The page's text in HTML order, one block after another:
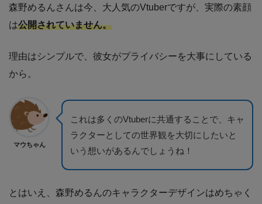
森野めるんさんは今、大人気のVtuberですが、実際の素顔
は公開されていません。
理由はシンプルで、彼女がプライバシーを大事にしている
から。
マウちゃん
これは多くのVtuberに共通することで、キャ
ラクターとしての世界観を大切にしたいと
いう想いがあるんでしょうね！​
とはいえ、森野めるんのキャラクターデザインはめちゃく